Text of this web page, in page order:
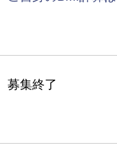
募集終了